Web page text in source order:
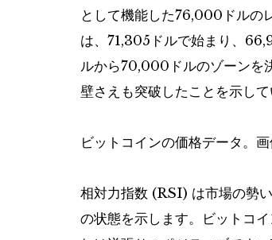
として機能した76,000ドルの
は、71,305ドルで始まり、
ルから70,000ドルのゾーンを
壁さえも突破したことを示して
ビットコインの価格データ
相対力指数 (RSI) は市場の勢
の状態を示します。ビットコ